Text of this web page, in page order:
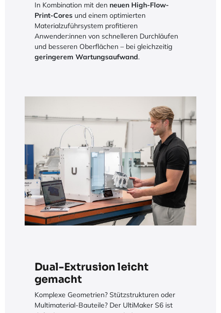
In Kombination mit den neuen High-Flow-
Print-Cores und einem optimierten
Materialzuführsystem profitieren
Anwender:innen von schnelleren Durchläufen
und besseren Oberflächen – bei gleichzeitig
geringerem Wartungsaufwand.
Dual-Extrusion leicht
gemacht
Komplexe Geometrien? Stützstrukturen oder
Multimaterial-Bauteile? Der UltiMaker S6 ist